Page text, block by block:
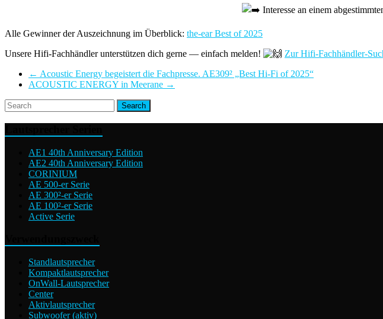
Interesse an einem
Alle Gewinner der Auszeichnung im Überblick: the-ear Best of 2025
Unsere Hifi-Fachhändler unterstützen dich gerne — einfach melden!
Zur Hifi-Fachhändler-
← Acoustic Energy begeistert die Fachpresse. AE309² „Best Hi-Fi of 2025“
ACOUSTIC ENERGY in Meerane →
AE1 40th Anniversary Edition
AE2 40th Anniversary Edition
CORINIUM
AE 500-er Serie
AE 300²-er Serie
AE 100²-er Serie
Active Serie
Standlautsprecher
Kompaktlautsprecher
OnWall-Lautsprecher
Center
Aktivlautsprecher
Subwoofer (aktiv)